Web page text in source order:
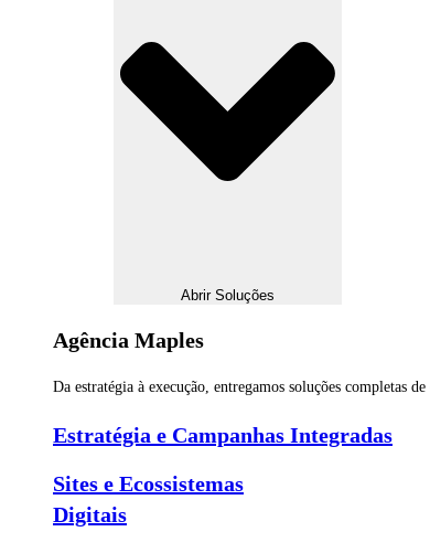
Abrir Soluções
Agência Maples
Da estratégia à execução, entregamos soluções completas
Estratégia e Campanhas Integradas
Sites e Ecossistemas
Digitais